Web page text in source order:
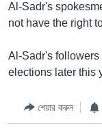
Al-Sadr's
not have the right
Al-Sadr's followers
elections later this
শেয়ার করুন